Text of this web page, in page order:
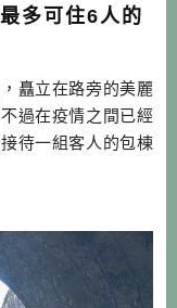
多可住6人的
矗立在路旁的美麗
過在疫情之間已經
待一組客人的包棟
太有SENSE，以前
こ資訊 御宿ねずね